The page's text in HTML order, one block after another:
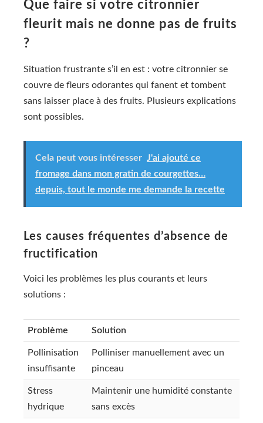
Que faire si votre citronnier
fleurit mais ne donne pas de fruits
?
Situation frustrante s’il en est : votre citronnier se
couvre de fleurs odorantes qui fanent et tombent
sans laisser place à des fruits. Plusieurs explications
sont possibles.
Cela peut vous intéresser J'ai ajouté ce
fromage dans mon gratin de courgettes…
depuis, tout le monde me demande la recette
Les causes fréquentes d’absence de
fructification
Voici les problèmes les plus courants et leurs
solutions :
Problème Solution
Pollinisation
insuffisante
Polliniser manuellement avec un
pinceau
Stress
hydrique
Maintenir une humidité constante
sans excès